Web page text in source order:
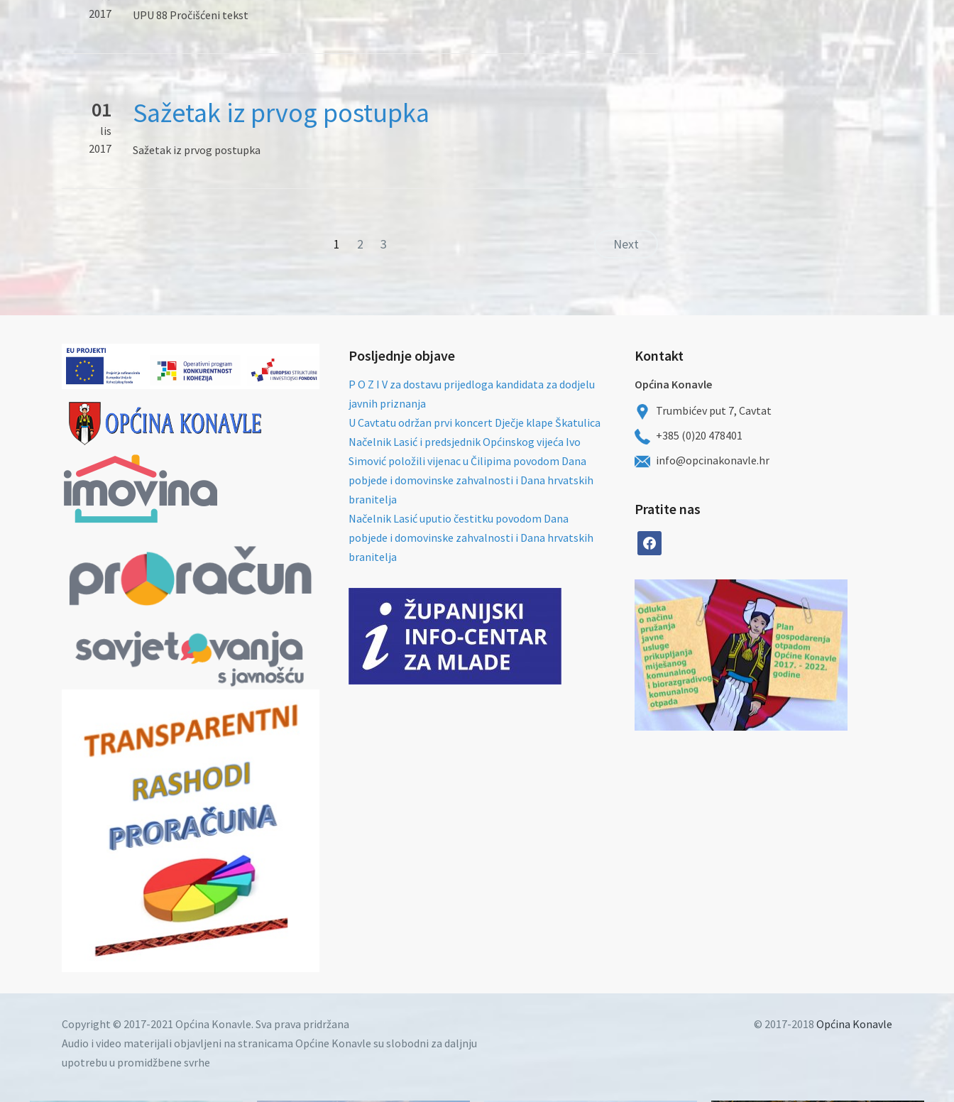
2017
UPU 88 Pročišćeni tekst
01
lis
2017
Sažetak iz prvog postupka
Sažetak iz prvog postupka
1 2 3 Next
Posljednje objave
P O Z I V za dostavu prijedloga kandidata za dodjelu
javnih priznanja
U Cavtatu održan prvi koncert Dječje klape Škatulica
Načelnik Lasić i predsjednik Općinskog vijeća Ivo
Simović položili vijenac u Čilipima povodom Dana
pobjede i domovinske zahvalnosti i Dana hrvatskih
branitelja
Načelnik Lasić uputio čestitku povodom Dana
pobjede i domovinske zahvalnosti i Dana hrvatskih
branitelja
Kontakt
Općina Konavle
Trumbićev put 7, Cavtat
+385 (0)20 478401
info@opcinakonavle.hr
Pratite nas
facebook
Copyright © 2017-2021 Općina Konavle. Sva prava pridržana
Audio i video materijali objavljeni na stranicama Općine Konavle su slobodni za daljnju
upotrebu u promidžbene svrhe
© 2017-2018 Općina Konavle